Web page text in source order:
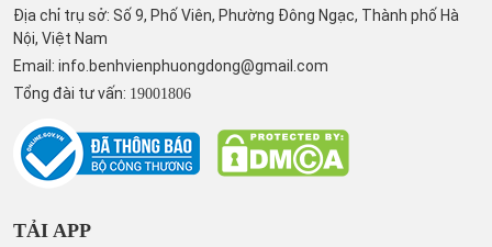
Địa chỉ trụ sở: Số 9, Phố Viên, Phường Đông Ngạc, Thành phố Hà
Nội, Việt Nam
Email: info.benhvienphuongdong@gmail.com
Tổng đài tư vấn: 19001806
TẢI APP